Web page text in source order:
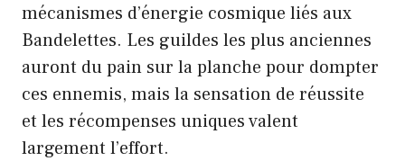
mécanismes d’énergie cosmique liés aux
Bandelettes. Les guildes les plus anciennes
auront du pain sur la planche pour dompter
ces ennemis, mais la sensation de réussite
et les récompenses uniques valent
largement l’effort.